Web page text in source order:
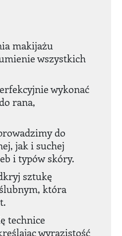
makijażu
wszystkich
wykonać
rana,
do
jak i suchej
i typów skóry.
sztukę
która
technice
wyrazistość